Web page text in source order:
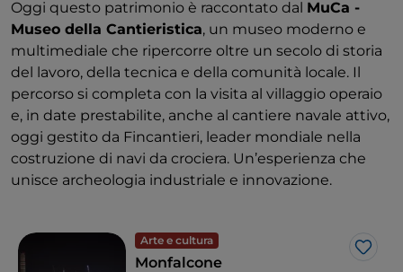
Oggi questo patrimonio è raccontato dal MuCa -
Museo della Cantieristica, un museo moderno e
multimediale che ripercorre oltre un secolo di storia
del lavoro, della tecnica e della comunità locale. Il
percorso si completa con la visita al villaggio operaio
e, in date prestabilite, anche al cantiere navale attivo,
oggi gestito da Fincantieri, leader mondiale nella
costruzione di navi da crociera. Un’esperienza che
unisce archeologia industriale e innovazione.
Arte e cultura
Like
Monfalcone